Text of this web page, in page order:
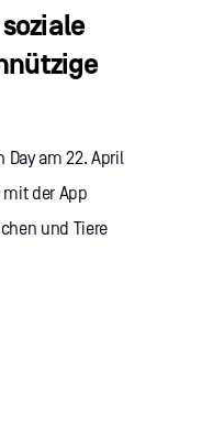
Day am 22. April
der App
und Tiere